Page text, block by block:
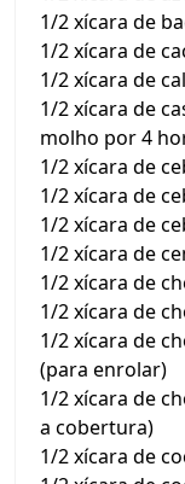
1/2 xícara de
1/2 xícara de
1/2 xícara de
1/2 xícara de
molho por 4
1/2 xícara de
1/2 xícara de
1/2 xícara de
1/2 xícara de
1/2 xícara de
1/2 xícara de
1/2 xícara de
(para enrolar)
1/2 xícara de
a cobertura)
1/2 xícara de